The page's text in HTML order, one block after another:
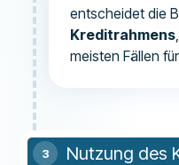
entscheidet die
Kreditrahmens
meisten Fällen
Nutzung des